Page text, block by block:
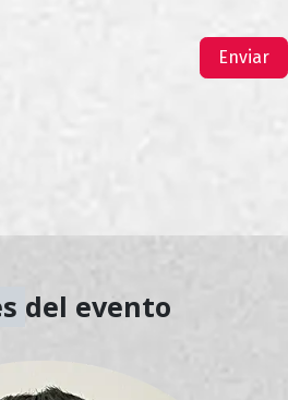
Enviar
del evento